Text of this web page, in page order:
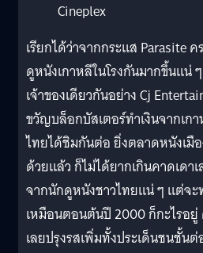
Cineplex
เรียกได้ว่าจากกระแส Parasite
ดูหนังเกาหลีในโรงกันมากขึ้นแน่
เจ้าของเดียวกันอย่าง Cj
ขวัญบล็อกบัสเตอร์ทำเงินจากเก
ไทยได้ชิมกันต่อ ยิ่งตลาดหนังเมื
ด้วยแล้ว ก็ไม่ได้ยากเกินคาดเดา
จากนักดูหนังชาวไทยแน่ ๆ แต่จ
เหมือนตอนต้นปี 2000 ก็กะไรอยู่
เลยปรุงรสเพิ่มทั้งประเด็นชนชั้น